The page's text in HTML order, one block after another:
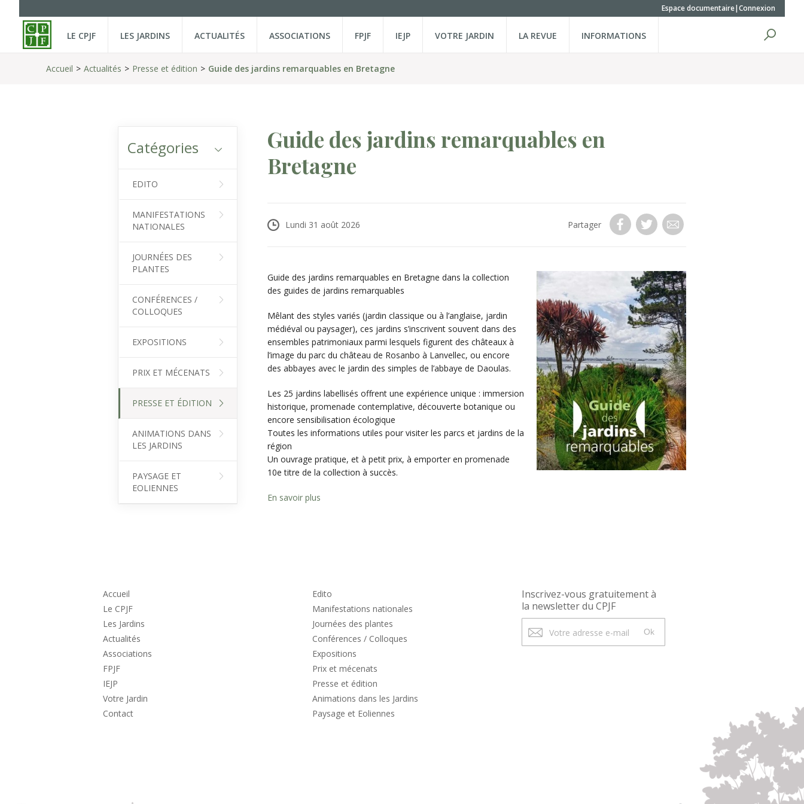
Espace documentaire Connexion
LE CPJF LES JARDINS ACTUALITÉS ASSOCIATIONS FPJF IEJP VOTRE JARDIN LA REVUE INFORMATIONS
Accueil Actualités Presse et édition Guide des jardins remarquables en Bretagne
Catégories
EDITO
MANIFESTATIONS
NATIONALES
JOURNÉES DES
PLANTES
CONFÉRENCES /
COLLOQUES
EXPOSITIONS
PRIX ET MÉCENATS
PRESSE ET ÉDITION
ANIMATIONS DANS
LES JARDINS
PAYSAGE ET
EOLIENNES
Guide des jardins remarquables en
Bretagne
Lundi 31 août 2026 Partager
Guide des jardins remarquables en Bretagne dans la collection
des guides de jardins remarquables
Mêlant des styles variés (jardin classique ou à l’anglaise, jardin
médiéval ou paysager), ces jardins s’inscrivent souvent dans des
ensembles patrimoniaux parmi lesquels figurent des châteaux à
l’image du parc du château de Rosanbo à Lanvellec, ou encore
des abbayes avec le jardin des simples de l’abbaye de Daoulas.
Les 25 jardins labellisés offrent une expérience unique : immersion
historique, promenade contemplative, découverte botanique ou
encore sensibilisation écologique
Toutes les informations utiles pour visiter les parcs et jardins de la
région
Un ouvrage pratique, et à petit prix, à emporter en promenade
10e titre de la collection à succès.
En savoir plus
Accueil
Le CPJF
Les Jardins
Actualités
Associations
FPJF
IEJP
Votre Jardin
Contact
Edito
Manifestations nationales
Journées des plantes
Conférences / Colloques
Expositions
Prix et mécenats
Presse et édition
Animations dans les Jardins
Paysage et Eoliennes
Inscrivez-vous gratuitement à
la newsletter du CPJF
Ok